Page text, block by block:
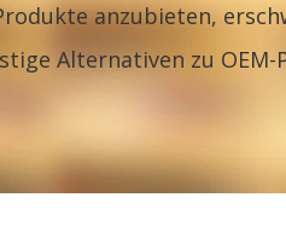
anzubieten,
Alternativen zu